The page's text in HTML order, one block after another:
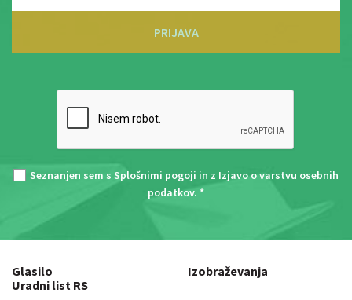
PRIJAVA
Seznanjen sem s Splošnimi pogoji in z Izjavo o varstvu osebnih
podatkov. *
Glasilo
Uradni list RS
Izobraževanja